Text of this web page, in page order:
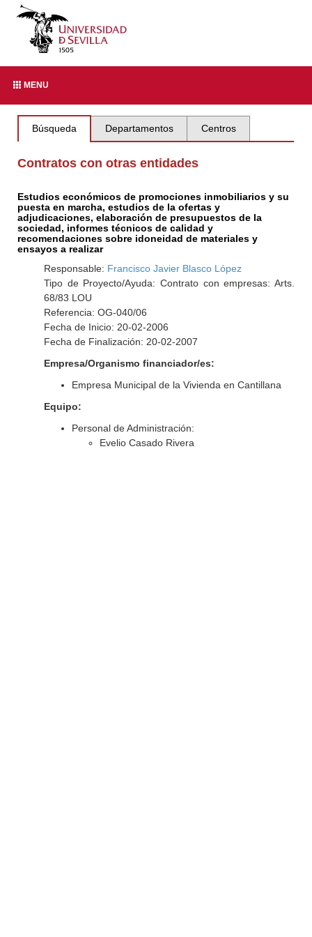
MENU
Búsqueda Departamentos Centros
Contratos con otras entidades
Estudios económicos de promociones inmobiliarios y su
puesta en marcha, estudios de la ofertas y
adjudicaciones, elaboración de presupuestos de la
sociedad, informes técnicos de calidad y
recomendaciones sobre idoneidad de materiales y
ensayos a realizar
Responsable: Francisco Javier Blasco López
Tipo de Proyecto/Ayuda: Contrato con empresas: Arts.
68/83 LOU
Referencia: OG-040/06
Fecha de Inicio: 20-02-2006
Fecha de Finalización: 20-02-2007
Empresa/Organismo financiador/es:
Empresa Municipal de la Vivienda en Cantillana
Equipo:
Personal de Administración:
Evelio Casado Rivera